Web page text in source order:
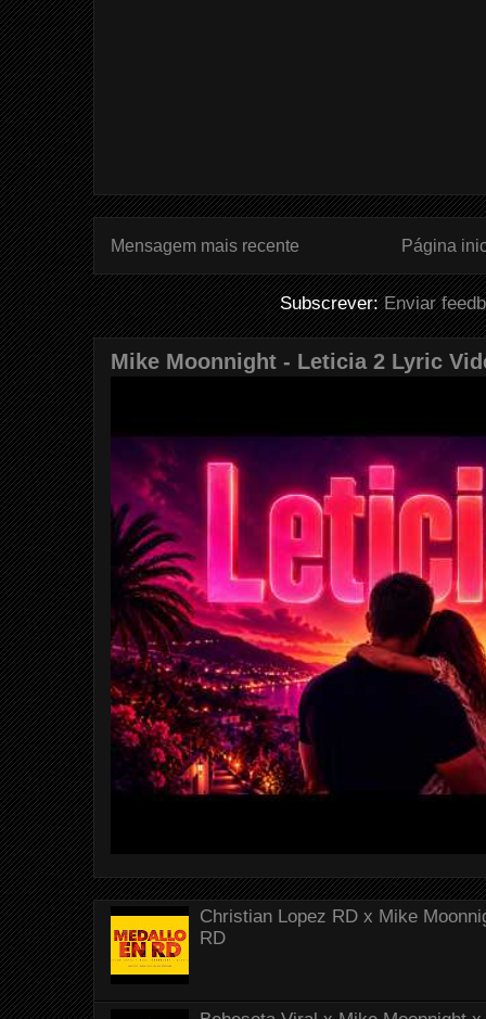
Mensagem mais recente Página
Subscrever:Enviar
Mike Moonnight - Leticia 2 Lyric
Christian Lopez RD x Mike
RD